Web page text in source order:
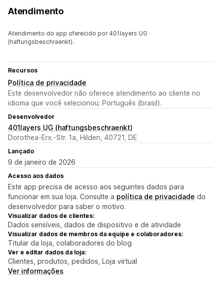
Atendimento
Atendimento do app oferecido por 401layers UG
(haftungsbeschraenkt).
Recursos
Política de privacidade
Este desenvolvedor não oferece atendimento ao cliente no
idioma que você selecionou: Português (brasil).
Desenvolvedor
401layers UG (haftungsbeschraenkt)
Dorothea-Erx.-Str. 1a, Hilden, 40721, DE
Lançado
9 de janeiro de 2026
Acesso aos dados
Este app precisa de acesso aos seguintes dados para
funcionar em sua loja. Consulte a política de privacidade do
desenvolvedor para saber o motivo.
Visualizar dados de clientes:
Dados sensíveis, dados de dispositivo e de atividade
Visualizar dados de membros da equipe e colaboradores:
Titular da loja, colaboradores do blog
Ver e editar dados da loja:
Clientes, produtos, pedidos, Loja virtual
Ver informações